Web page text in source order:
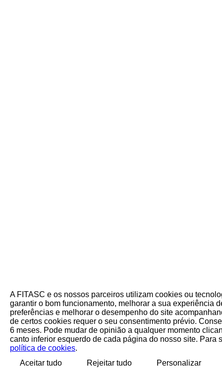
A FITASC e os nossos parceiros utilizam cookies ou
garantir o bom funcionamento, melhorar a sua experiência
preferências e melhorar o desempenho do site
de certos cookies requer o seu consentimento prévio.
6 meses. Pode mudar de opinião a qualquer momento
canto inferior esquerdo de cada página do nosso site. Para
política de cookies.
Aceitar tudo
Rejeitar tudo Personalizar